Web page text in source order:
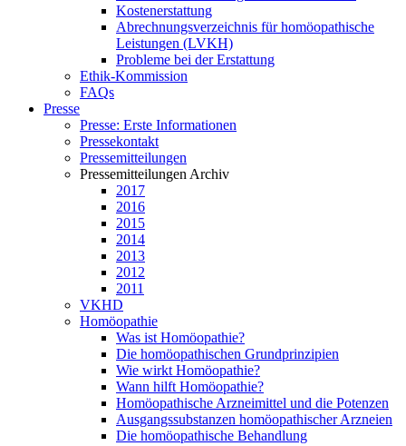
Kostenerstattung
Abrechnungsverzeichnis für homöopathische
Leistungen (LVKH)
Probleme bei der Erstattung
Ethik-Kommission
FAQs
Presse
Presse: Erste Informationen
Pressekontakt
Pressemitteilungen
Pressemitteilungen Archiv
2017
2016
2015
2014
2013
2012
2011
VKHD
Homöopathie
Was ist Homöopathie?
Die homöopathischen Grundprinzipien
Wie wirkt Homöopathie?
Wann hilft Homöopathie?
Homöopathische Arzneimittel und die Potenzen
Ausgangssubstanzen homöopathischer Arzneien
Die homöopathische Behandlung